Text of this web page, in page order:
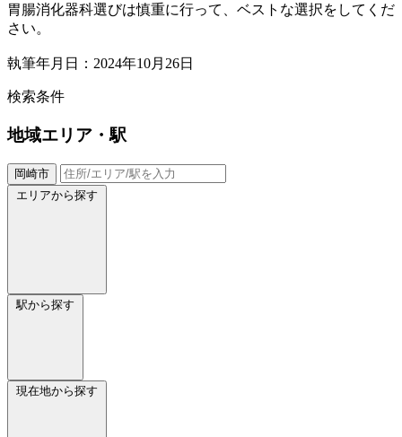
胃腸消化器科選びは慎重に行って、ベストな選択をしてくだ
さい。
執筆年月日：2024年10月26日
検索条件
地域エリア・駅
岡崎市
エリアから探す
駅から探す
現在地から探す